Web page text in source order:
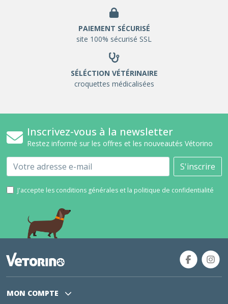
PAIEMENT SÉCURISÉ
site 100% sécurisé SSL
SÉLÉCTION VÉTÉRINAIRE
croquettes médicalisées
Inscrivez-vous à la newsletter
Restez informé sur les offres et les nouveautés Vétorino
Email S'inscrire
J'accepte les conditions générales et la politique de confidentialité
MON COMPTE